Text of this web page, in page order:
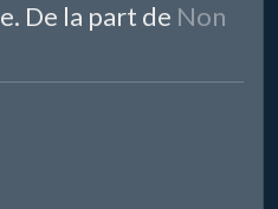
De la part de Non